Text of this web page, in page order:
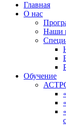
Главная
О нас
Наши
Обучение